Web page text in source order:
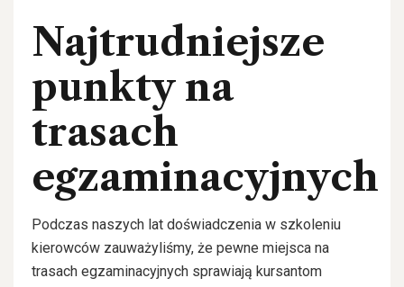
Najtrudniejsze
punkty na
trasach
egzaminacyjnych
Podczas naszych lat doświadczenia w szkoleniu
kierowców zauważyliśmy, że pewne miejsca na
trasach egzaminacyjnych sprawiają kursantom